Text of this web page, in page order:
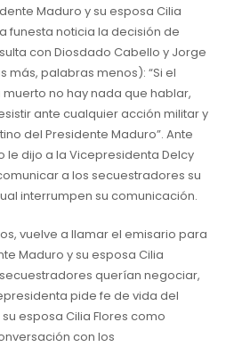
Maduro y su esposa Cilia
funesta noticia la decisión de
con Diosdado Cabello y Jorge
más, palabras menos): “Si el
no hay nada que hablar,
ante cualquier acción militar y
del Presidente Maduro”. Ante
le dijo a la Vicepresidenta Delcy
a los secuestradores su
interrumpen su comunicación.
vuelve a llamar el emisario para
Maduro y su esposa Cilia
querían negociar,
pide fe de vida del
esposa Cilia Flores como
con los